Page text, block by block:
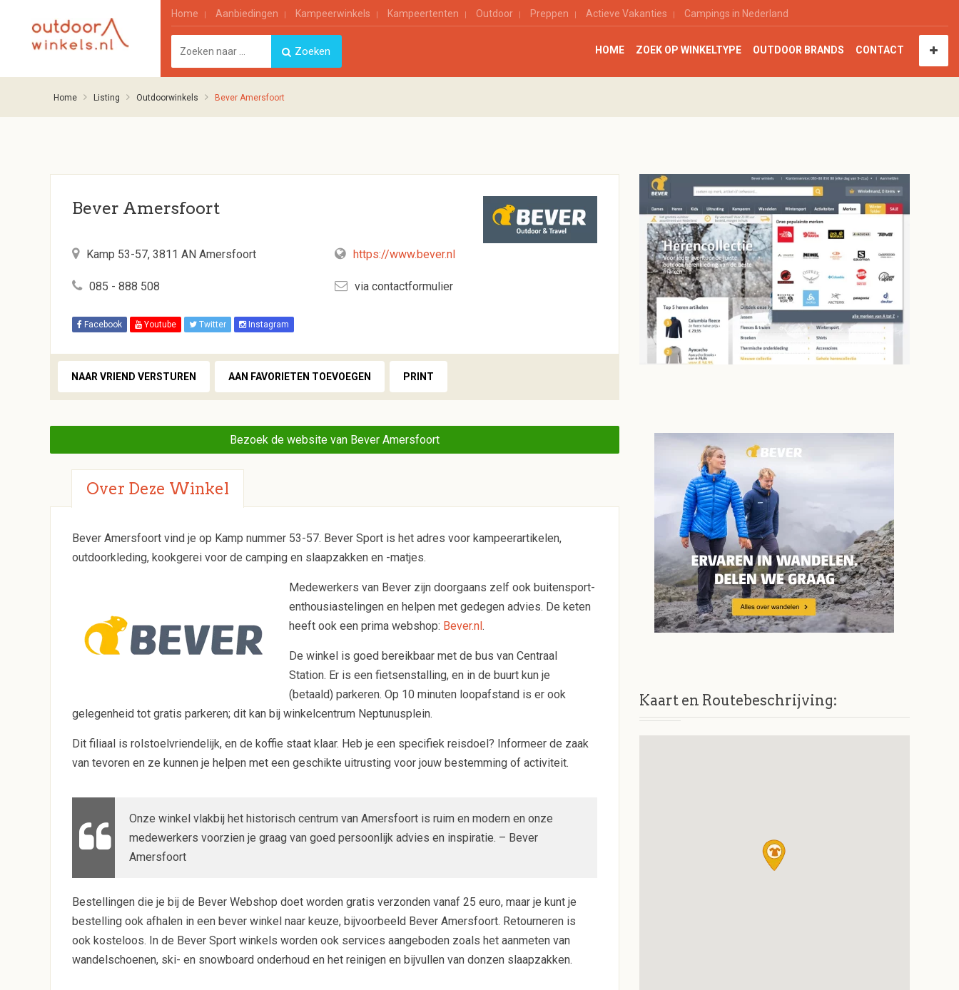
Home Aanbiedingen Kampeerwinkels Kampeertenten Outdoor Preppen Actieve Vakanties Campings in Nederland
HOME ZOEK OP WINKELTYPE OUTDOOR BRANDS CONTACT
Home Listing Outdoorwinkels Bever Amersfoort
Bever Amersfoort
Kamp 53-57, 3811 AN Amersfoort https://www.bever.nl
085 - 888 508 via contactformulier
Facebook Youtube Twitter Instagram
NAAR VRIEND VERSTUREN AAN FAVORIETEN TOEVOEGEN PRINT
Bezoek de website van Bever Amersfoort
Over Deze Winkel
Bever Amersfoort vind je op Kamp nummer 53-57. Bever Sport is het adres voor kampeerartikelen,
outdoorkleding, kookgerei voor de camping en slaapzakken en -matjes.
Medewerkers van Bever zijn doorgaans zelf ook buitensport-
enthousiastelingen en helpen met gedegen advies. De keten
heeft ook een prima webshop: Bever.nl.
De winkel is goed bereikbaar met de bus van Centraal
Station. Er is een fietsenstalling, en in de buurt kun je
(betaald) parkeren. Op 10 minuten loopafstand is er ook
gelegenheid tot gratis parkeren; dit kan bij winkelcentrum Neptunusplein.
Dit filiaal is rolstoelvriendelijk, en de koffie staat klaar. Heb je een specifiek reisdoel? Informeer de zaak
van tevoren en ze kunnen je helpen met een geschikte uitrusting voor jouw bestemming of activiteit.
Onze winkel vlakbij het historisch centrum van Amersfoort is ruim en modern en onze
medewerkers voorzien je graag van goed persoonlijk advies en inspiratie. – Bever
Amersfoort
Bestellingen die je bij de Bever Webshop doet worden gratis verzonden vanaf 25 euro, maar je kunt je
bestelling ook afhalen in een bever winkel naar keuze, bijvoorbeeld Bever Amersfoort. Retourneren is
ook kosteloos. In de Bever Sport winkels worden ook services aangeboden zoals het aanmeten van
wandelschoenen, ski- en snowboard onderhoud en het reinigen en bijvullen van donzen slaapzakken.
Kaart en Routebeschrijving: